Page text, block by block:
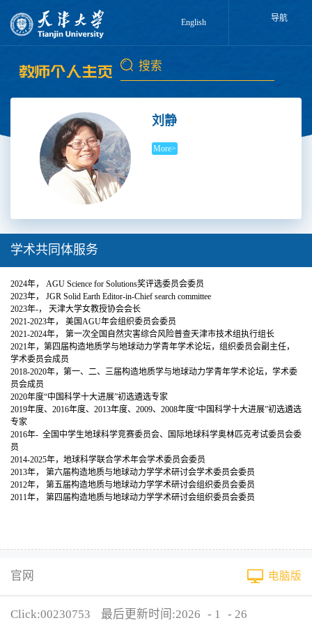
English 导航
刘静
More>
学术共同体服务
2024年， AGU Science for Solutions奖评选委员会委员
2023年， JGR Solid Earth Editor-in-Chief search committee
2023年-， 天津大学女教授协会会长
2021-2023年， 美国AGU年会组织委员会委员
2021-2024年， 第一次全国自然灾害综合风险普查天津市技术组执行组长
2021年，第四届构造地质学与地球动力学青年学术论坛，组织委员会副主任，
学术委员会成员
2018-2020年，第一、二、三届构造地质学与地球动力学青年学术论坛，学术委
员会成员
2020年度“中国科学十大进展”初选遴选专家
2019年度、2016年度、2013年度、2009、2008年度“中国科学十大进展”初选遴选
专家
2016年- 全国中学生地球科学竞赛委员会、国际地球科学奥林匹克考试委员会委
员
2014-2025年，地球科学联合学术年会学术委员会委员
2013年， 第六届构造地质与地球动力学学术研讨会学术委员会委员
2012年， 第五届构造地质与地球动力学学术研讨会组织委员会委员
2011年， 第四届构造地质与地球动力学学术研讨会组织委员会委员
官网 电脑版
Click:00230753 最后更新时间:2026 - 1 - 26